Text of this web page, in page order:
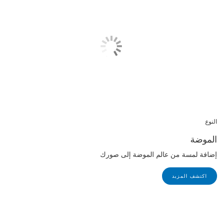
النوع
الموضة
إضافة لمسة من عالم الموضة إلى صورك
اكتشف المزيد